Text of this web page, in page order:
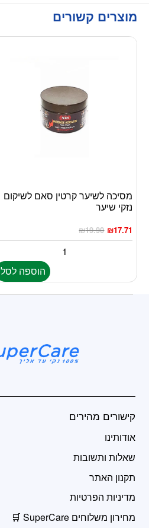
מוצרים קשורים
מסיכה לשיער קרטין סאם לשיקום
נזקי שיער
₪19.90 ₪17.71
הוספה לסל
קישורים מהירים
אודותינו
שאלות ותשובות
תקנון האתר
מדיניות הפרטיות
מחירון משלוחים SuperCare 🛒